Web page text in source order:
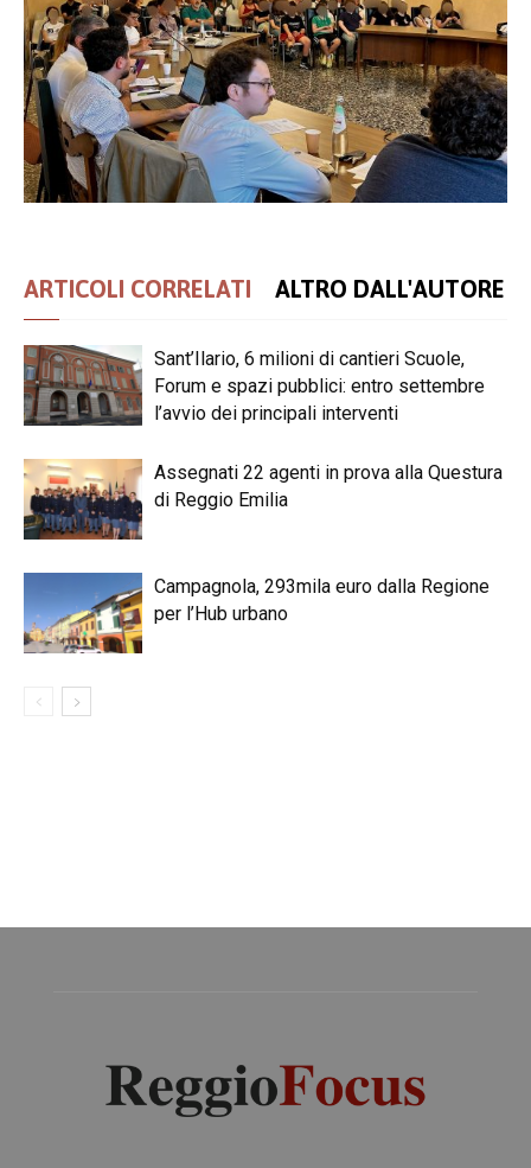
ARTICOLI CORRELATI ALTRO DALL'AUTORE
Sant’Ilario, 6 milioni di cantieri Scuole,
Forum e spazi pubblici: entro settembre
l’avvio dei principali interventi
Assegnati 22 agenti in prova alla Questura
di Reggio Emilia
Campagnola, 293mila euro dalla Regione
per l’Hub urbano